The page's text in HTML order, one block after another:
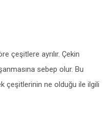
çeşitlere ayrılır. Çekin
sebep olur. Bu
çeşitlerinin ne olduğu ile ilgili